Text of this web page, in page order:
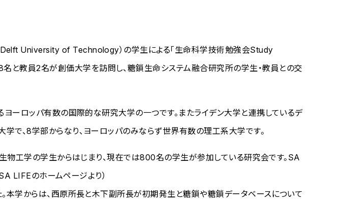
Delft University of Technology）の学生による「生命科学技術勉強会Study
教員2名が創価大学を訪問し、糖鎖生命システム融合研究所の学生・教員との交
ーロッパ有数の国際的な研究大学の一つです。またライデン大学と連携しているデ
で、8学部からなり、ヨーロッパのみならず世界有数の理工系大学です。
工学の学生からはじまり、現在では800名の学生が参加している研究会です。SA
LIFEのホームページより）
本学からは、西原所長と木下副所長が初期発生と糖鎖や糖鎖データベースについて